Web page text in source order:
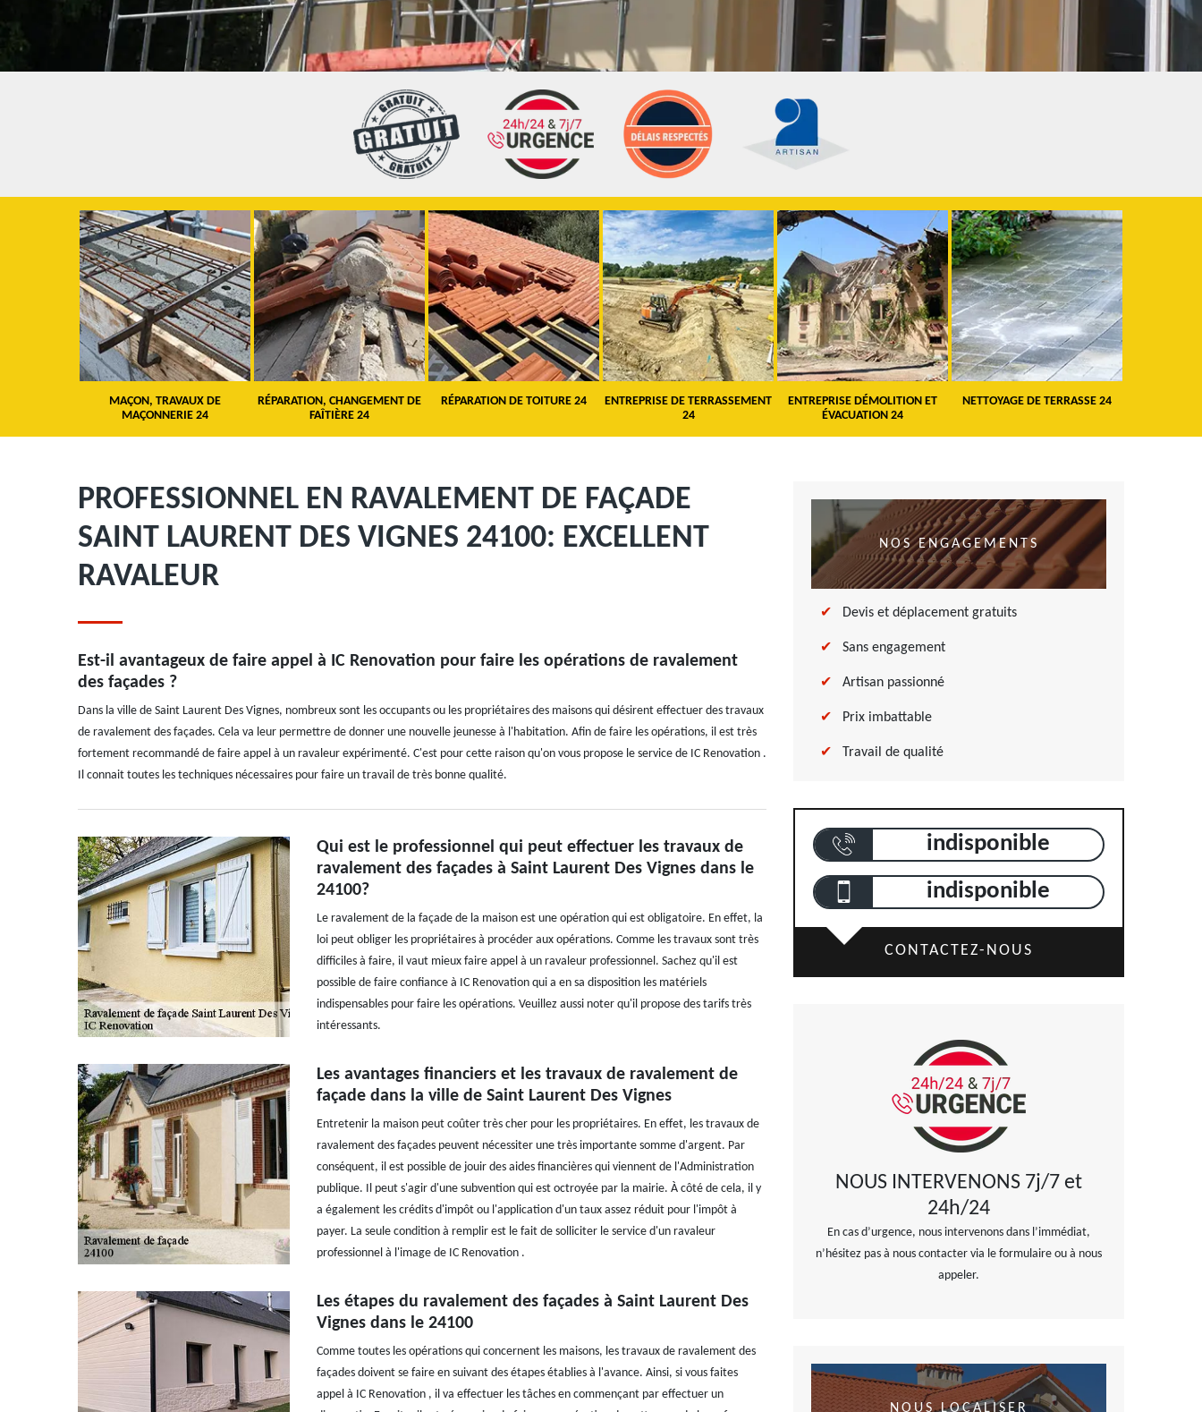
MAÇON, TRAVAUX DE
MAÇONNERIE 24
RÉPARATION, CHANGEMENT DE
FAÎTIÈRE 24
RÉPARATION DE TOITURE 24
ENTREPRISE DE TERRASSEMENT
24
ENTREPRISE DÉMOLITION ET
ÉVACUATION 24
NETTOYAGE DE TERRASSE 24
PROFESSIONNEL EN RAVALEMENT DE FAÇADE
SAINT LAURENT DES VIGNES 24100: EXCELLENT
RAVALEUR
Est-il avantageux de faire appel à IC Renovation pour faire les opérations de ravalement
des façades ?
Dans la ville de Saint Laurent Des Vignes, nombreux sont les occupants ou les propriétaires des maisons qui désirent effectuer des travaux
de ravalement des façades. Cela va leur permettre de donner une nouvelle jeunesse à l'habitation. Afin de faire les opérations, il est très
fortement recommandé de faire appel à un ravaleur expérimenté. C'est pour cette raison qu'on vous propose le service de IC Renovation .
Il connait toutes les techniques nécessaires pour faire un travail de très bonne qualité.
Qui est le professionnel qui peut effectuer les travaux de
ravalement des façades à Saint Laurent Des Vignes dans le
24100?
Le ravalement de la façade de la maison est une opération qui est obligatoire. En effet, la
loi peut obliger les propriétaires à procéder aux opérations. Comme les travaux sont très
difficiles à faire, il vaut mieux faire appel à un ravaleur professionnel. Sachez qu'il est
possible de faire confiance à IC Renovation qui a en sa disposition les matériels
indispensables pour faire les opérations. Veuillez aussi noter qu'il propose des tarifs très
intéressants.
Les avantages financiers et les travaux de ravalement de
façade dans la ville de Saint Laurent Des Vignes
Entretenir la maison peut coûter très cher pour les propriétaires. En effet, les travaux de
ravalement des façades peuvent nécessiter une très importante somme d'argent. Par
conséquent, il est possible de jouir des aides financières qui viennent de l'Administration
publique. Il peut s'agir d'une subvention qui est octroyée par la mairie. À côté de cela, il y
a également les crédits d'impôt ou l'application d'un taux assez réduit pour l'impôt à
payer. La seule condition à remplir est le fait de solliciter le service d'un ravaleur
professionnel à l'image de IC Renovation .
Les étapes du ravalement des façades à Saint Laurent Des
Vignes dans le 24100
Comme toutes les opérations qui concernent les maisons, les travaux de ravalement des
façades doivent se faire en suivant des étapes établies à l'avance. Ainsi, si vous faites
appel à IC Renovation , il va effectuer les tâches en commençant par effectuer un
NOS ENGAGEMENTS
Devis et déplacement gratuits
Sans engagement
Artisan passionné
Prix imbattable
Travail de qualité
indisponible
indisponible
CONTACTEZ-NOUS
NOUS INTERVENONS 7j/7 et
24h/24
En cas d’urgence, nous intervenons dans l’immédiat,
n’hésitez pas à nous contacter via le formulaire ou à nous
appeler.
NOUS LOCALISER